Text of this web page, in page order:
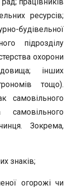
ресурсів;
будівельної
підрозділу
охорони
інших
тощо).
самовільного
Зокрема,
знаків;
огорожі чи